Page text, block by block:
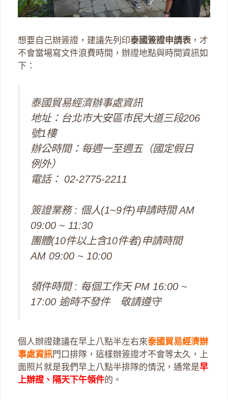
想要自己辦簽證，建議先列印泰國簽證申請表 ，才
不會當場寫文件浪費時間，辦證地點與時間資訊如
下：
泰國貿易經濟辦事處資訊
地址：台北市大安區市民大道三段206
號1樓
辦公時間：每週一至週五（國定假日
例外）
電話： 02-2775-2211
簽證業務 : 個人(1~9件)申請時間 AM
09:00 ~ 11:30
團體(10件以上含10件者)申請時間
AM 09:00 ~ 10:00
領件時間 : 每個工作天 PM 16:00 ~
17:00 逾時不發件 敬請遵守
個人辦證建議在早上八點半左右來泰國貿易經濟辦
事處資訊門口排隊，這樣辦簽證才不會等太久，上
面照片就是我們早上八點半排隊的情況，通常是早
上辦證、隔天下午領件的。